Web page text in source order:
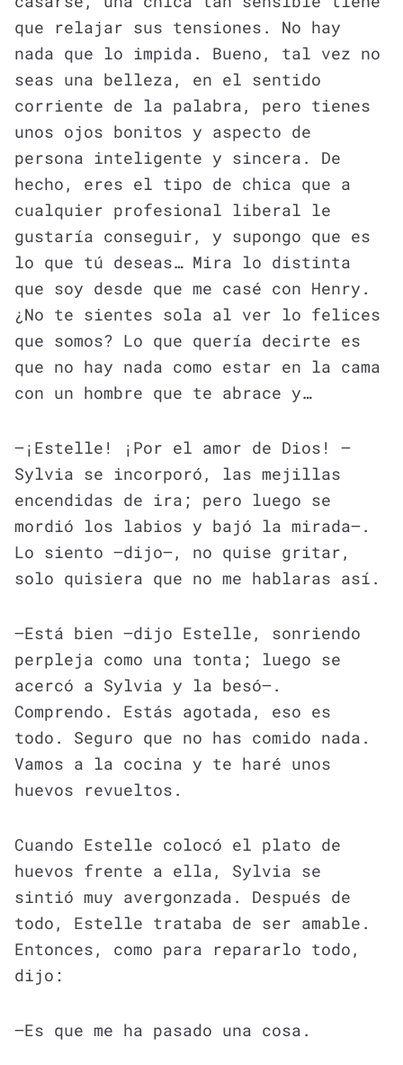
que relajar sus tensiones. No hay
nada que lo impida. Bueno, tal vez no
seas una belleza, en el sentido
corriente de la palabra, pero tienes
unos ojos bonitos y aspecto de
persona inteligente y sincera. De
hecho, eres el tipo de chica que a
cualquier profesional liberal le
gustaría conseguir, y supongo que es
lo que tú deseas… Mira lo distinta
que soy desde que me casé con Henry.
¿No te sientes sola al ver lo felices
que somos? Lo que quería decirte es
que no hay nada como estar en la cama
con un hombre que te abrace y…
—¡Estelle! ¡Por el amor de Dios! —
Sylvia se incorporó, las mejillas
encendidas de ira; pero luego se
mordió los labios y bajó la mirada—.
Lo siento —dijo—, no quise gritar,
solo quisiera que no me hablaras así.
—Está bien —dijo Estelle, sonriendo
perpleja como una tonta; luego se
acercó a Sylvia y la besó—.
Comprendo. Estás agotada, eso es
todo. Seguro que no has comido nada.
Vamos a la cocina y te haré unos
huevos revueltos.
Cuando Estelle colocó el plato de
huevos frente a ella, Sylvia se
sintió muy avergonzada. Después de
todo, Estelle trataba de ser amable.
Entonces, como para repararlo todo,
dijo:
—Es que me ha pasado una cosa.